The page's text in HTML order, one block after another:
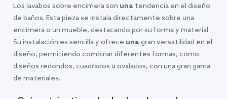
Los lavabos sobre encimera son una tendencia en el diseño
de baños. Esta pieza se instala directamente sobre una
encimera o un mueble, destacando por su forma y material.
Su instalación es sencilla y ofrece una gran versatilidad en el
diseño, permitiendo combinar diferentes formas, como
diseños redondos, cuadrados u ovalados, con una gran gama
de materiales.